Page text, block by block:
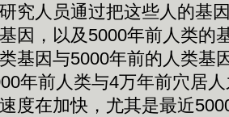
究人员通过把这些人的基
因，以及5000年前人类的
基因与5000年前的人类基
年前人类与4万年前穴居
度在加快，尤其是最近